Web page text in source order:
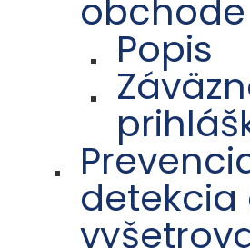
obchode
Popis
detekcia